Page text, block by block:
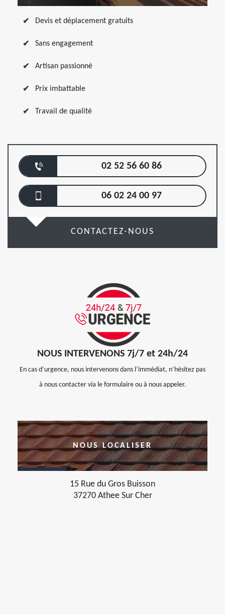
Devis et déplacement gratuits
Sans engagement
Artisan passionné
Prix imbattable
Travail de qualité
02 52 56 60 86
06 02 24 00 97
CONTACTEZ-NOUS
NOUS INTERVENONS 7j/7 et 24h/24
En cas d’urgence, nous intervenons dans l’immédiat, n’hésitez pas
à nous contacter via le formulaire ou à nous appeler.
NOUS LOCALISER
15 Rue du Gros Buisson
37270 Athee Sur Cher